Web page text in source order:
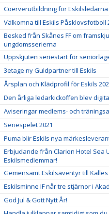
Coerverutbildning för Eskilsledarna
Välkomna till Eskils Påsklovsfotboll
Besked från Skånes FF om
ungdomsserierna
Uppskjuten seriestart för
3etage ny Guldpartner till Eskils
Årsplan och Klädprofil för Eskils
Den årliga ledarkickoffen blev
Aviseringar medlems- och
Seriespelet 2021
Puma blir Eskils nya
Erbjudande från Clarion Hotel Sea
Eskilsmedlemmar!
Gemensamt Eskilsäventyr till
Eskilsminne IF når tre stjärnor i
God Jul & Gott Nytt År!